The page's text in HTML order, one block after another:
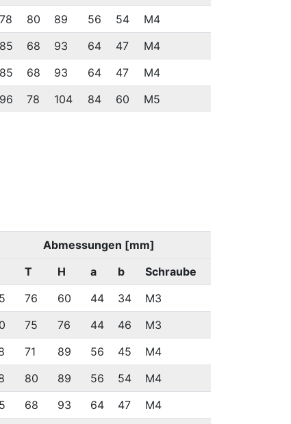
78 80 89 56 54
M4
85 68 93 64 47
M4
85 68 93 64 47
M4
96 78 104 84 60 M5
Abmessungen [mm]
T H a b
Schraube
76 60 44 34
M3
75 76 44 46
M3
71 89 56 45
M4
80 89 56 54
M4
68 93 64 47
M4